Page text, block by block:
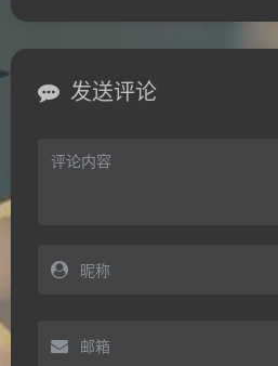
发送评论